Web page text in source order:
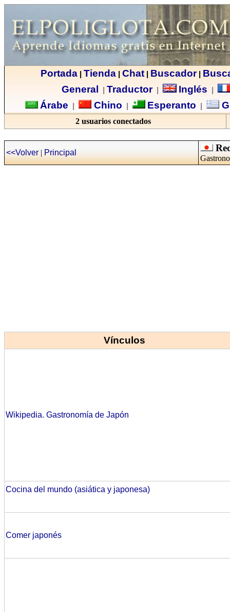
Portada| Tienda| Chat| Buscador|
General
Traductor| Inglés
Árabe Chino Esperanto
2 usuarios conectados
<<Volver|Principal
Vínculos
Wikipedia. Gastronomía de Japón
Cocina del mundo (asiática y japonesa)
Comer japonés